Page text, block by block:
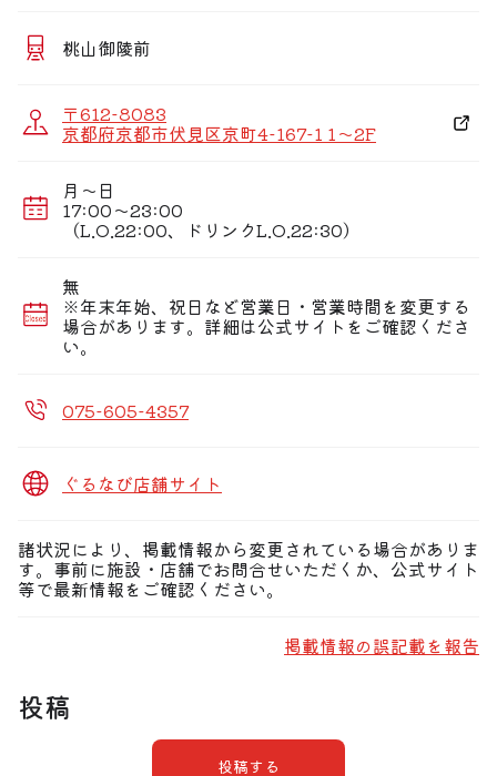
偏愛スポット
ご当地定番コース7品【お料理のみ】3000円/【2H飲放
付】4000円(税込)
【2H飲放付】4000円(税込)
国産牛のもつ鍋コース7品【お料理のみ】3500円/【2H飲
放付】4500円(税込)
【2H飲放付】5500円(税込)
【店内】
■最大宴会収容人数48名様まで！店内全フロア188席!!
■もちろん2名様〜の少人数も大歓迎！
桃山御陵前
〒612-8083
京都府京都市伏見区京町4-167-1 1〜2F
月〜日
17:00〜23:00
（L.O.22:00、ドリンクL.O.22:30）
無
※年末年始、祝日など営業日・営業時間を変更する
場合があります。詳細は公式サイトをご確認くださ
い。
075-605-4357
ぐるなび店舗サイト
諸状況により、掲載情報から変更されている場合がありま
す。事前に施設・店舗でお問合せいただくか、公式サイト
等で最新情報をご確認ください。
掲載情報の誤記載を報告
投稿
投稿する